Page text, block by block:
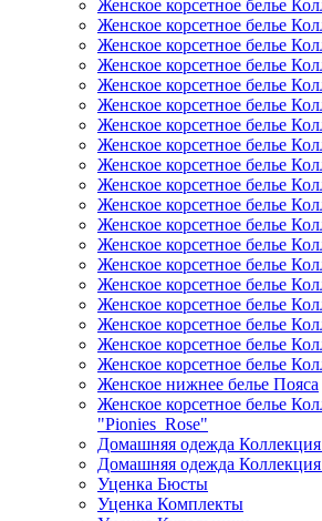
Женское корсетное белье
Женское корсетное белье
Женское корсетное белье
Женское корсетное белье
Женское корсетное белье
Женское корсетное белье
Женское корсетное белье
Женское корсетное белье
Женское корсетное белье
Женское корсетное белье
Женское корсетное белье
Женское корсетное белье
Женское корсетное белье
Женское корсетное белье
Женское корсетное белье
Женское корсетное белье
Женское корсетное белье
Женское корсетное белье
Женское корсетное белье
Женское нижнее белье Пояса
Женское корсетное белье
"Pionies_Rose"
Домашняя одежда
Домашняя одежда
Уценка Бюсты
Уценка Комплекты